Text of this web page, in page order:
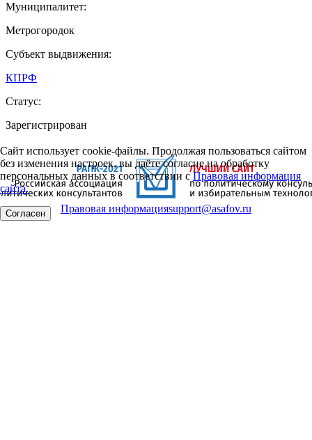
Муниципалитет:
Метрогородок
Субъект выдвижения:
КПРФ
Статус:
Зарегистрирован
Сайт использует cookie-файлы. Продолжая пользоваться сайтом
без изменения настроек, вы даёте согласие на обработку
персональных данных в соответствии сПравовая информация
сайта.
Согласен Правовая информацияsupport@asafov.ru